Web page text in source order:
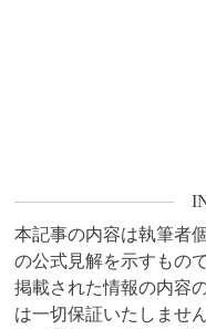
本記事の内容は執筆者
の公式見解を示すもの
掲載された情報の内容
は一切保証いたしませ